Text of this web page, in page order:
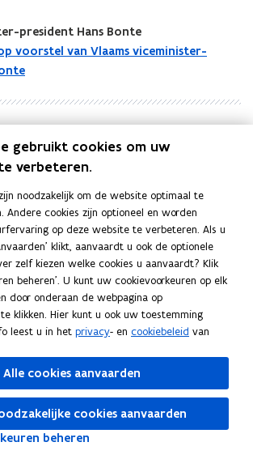
president Hans Bonte
voorstel van Vlaams viceminister-
MED.0212-1 Voortgangsrapport
2024-2025 - mededeling BIS
MED.0212-2 Voortgangsrapport
2024-2025 - bijlage BIS
van 29 mei 2026
gebruikt cookies om uw
verbeteren.
noodzakelijk om de website optimaal te
Andere cookies zijn optioneel en worden
op deze website te verbeteren. Als u
klikt, aanvaardt u ook de optionele
zelf kiezen welke cookies u aanvaardt? Klik
beheren'. U kunt uw cookievoorkeuren op elk
door onderaan de webpagina op
klikken. Hier kunt u ook uw toestemming
leest u in het privacy- en cookiebeleid van
Alle cookies aanvaarden
cookies aanvaarden
beheren